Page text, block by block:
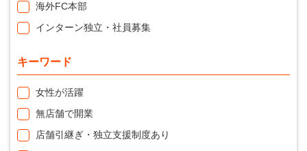
海外FC本部
インターン独立・社員募集
キーワード
女性が活躍
無店舗で開業
店舗引継ぎ・独立支援制度あり